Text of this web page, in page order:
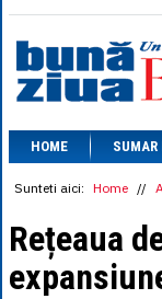
HOME
Sunteti aici: Home //
Rețeaua